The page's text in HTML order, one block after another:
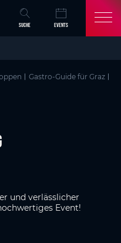
SUCHE EVENTS
Gastro-Guide für Graz
und verlässlicher
Event!